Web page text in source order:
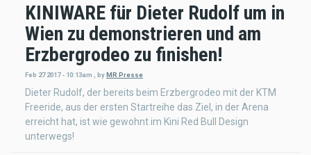
KINIWARE für Dieter Rudolf um in
Wien zu demonstrieren und am
Erzbergrodeo zu finishen!
Feb 27 2017 - 10:13am byMR Presse
Dieter Rudolf, der bereits beim Erzbergrodeo mit der KTM
Freeride, aus der ersten Startreihe das Ziel, in der Arena
erreicht hat, ist wie gewohnt im Kini Red Bull Design
unterwegs!